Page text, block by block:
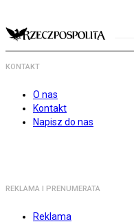
KONTAKT
O nas
Kontakt
Napisz do nas
REKLAMA I PRENUMERATA
Reklama